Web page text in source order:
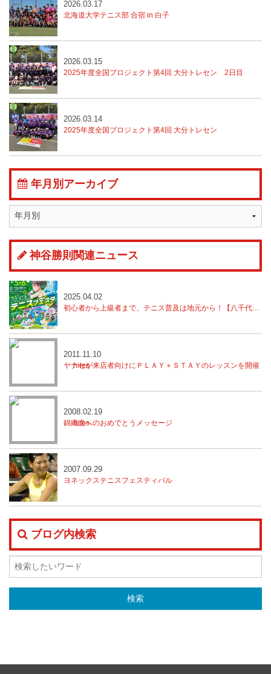
北海道大学テニス部 合宿 in 白子
2026.03.17
2025年度全国プロジェクト第4回 大分トレセン 2日目
2026.03.15
2025年度全国プロジェクト第4回 大分トレセン
2026.03.14
年月別アーカイブ
神谷勝則関連ニュース
初心者から上級者まで、テニス普及は地元から！【八千代市テニスフェスタ開催】
2025.04.02
ヤナセが来店者向けにＰＬＡＹ＋ＳＴＡＹのレッスンを開催
2011.11.10
錦織圭へのおめでとうメッセージ
2008.02.19
ヨネックステニスフェスティバル
2007.09.29
ブログ内検索